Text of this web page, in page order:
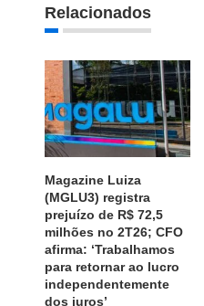
Relacionados
Magazine Luiza
(MGLU3) registra
prejuízo de R$ 72,5
milhões no 2T26; CFO
afirma: ‘Trabalhamos
para retornar ao lucro
independentemente
dos juros’